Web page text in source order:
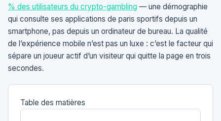
% des utilisateurs du crypto-gambling — une démographie
qui consulte ses applications de paris sportifs depuis un
smartphone, pas depuis un ordinateur de bureau. La qualité
de l’expérience mobile n’est pas un luxe : c’est le facteur qui
sépare un joueur actif d’un visiteur qui quitte la page en trois
secondes.
Table des matières